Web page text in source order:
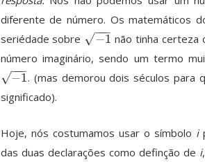
diferente de número. Os matemáticos
seriédade sobre
−1
−−
−
√
−1
não tinha certeza
número imaginário, sendo um termo
−1
−−
−
√
−1
. (mas demorou dois séculos para
significado).
Hoje, nós costumamos usar o símbolo i
das duas declarações como definção de i